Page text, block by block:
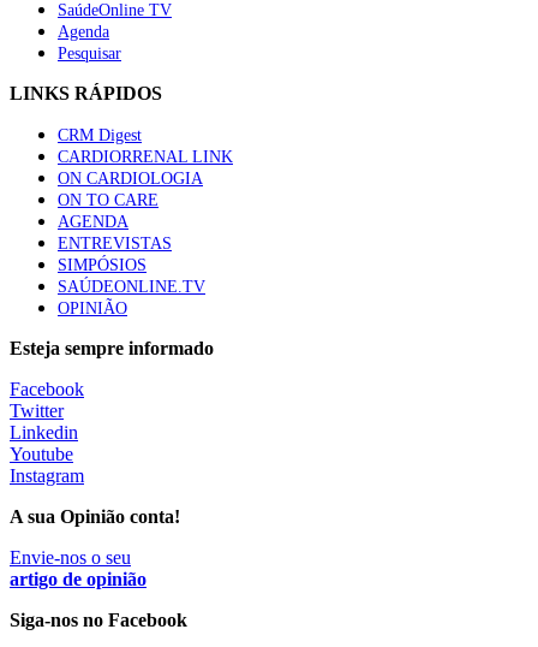
Quase quatro em cada dez doentes com enfarte
87 visualizações
Trodelvy aprovado para primeira linha no cancro da
mama triplo negativo metastático em doentes não
elegíveis para inibidores PD-(L)1
61 visualizações
MAIS NOTÍCIAS
Quase 11.900 jovens recorreram aos cheques psicólogo e
nutricionista no primeiro mês
7 Ago, 2026
ULS de Coimbra estreia cirurgia endoscópica do ouvido com
apoio robótico em Portugal
7 Ago, 2026|0 Comments
SaúdeOnline TV
Agenda
Pesquisar
LINKS RÁPIDOS
CRM Digest
CARDIORRENAL LINK
ON CARDIOLOGIA
ON TO CARE
AGENDA
ENTREVISTAS
SIMPÓSIOS
SAÚDEONLINE.TV
OPINIÃO
Esteja sempre informado
Facebook
Twitter
Linkedin
Youtube
Instagram
A sua Opinião conta!
Envie-nos o seu
artigo de opinião
Siga-nos no Facebook